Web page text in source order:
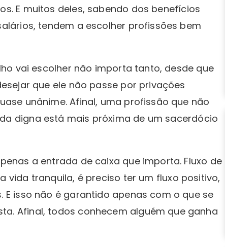
E muitos deles, sabendo dos benefícios
tendem a escolher profissões bem
vai escolher não importa tanto, desde que
que ele não passe por privações
unânime. Afinal, uma profissão que não
digna está mais próxima de um sacerdócio
a entrada de caixa que importa. Fluxo de
vida tranquila, é preciso ter um fluxo positivo,
isso não é garantido apenas com o que se
Afinal, todos conhecem alguém que ganha